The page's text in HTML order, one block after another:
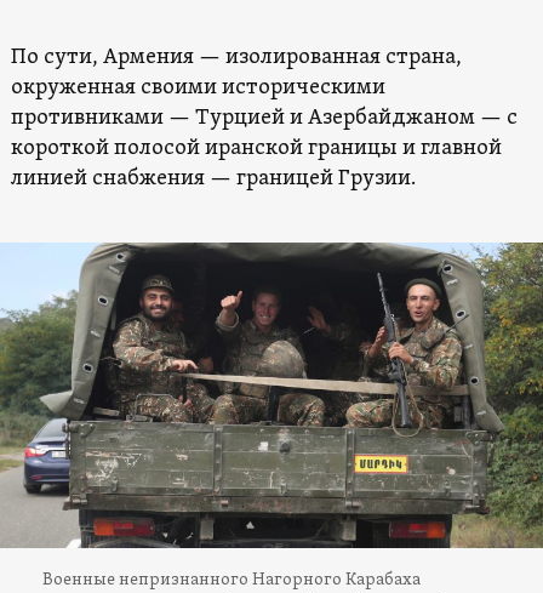
По сути, Армения — изолированная страна,
окруженная своими историческими
противниками — Турцией и Азербайджаном — с
короткой полосой иранской границы и главной
линией снабжения — границей Грузии.
Военные непризнанного Нагорного Карабаха